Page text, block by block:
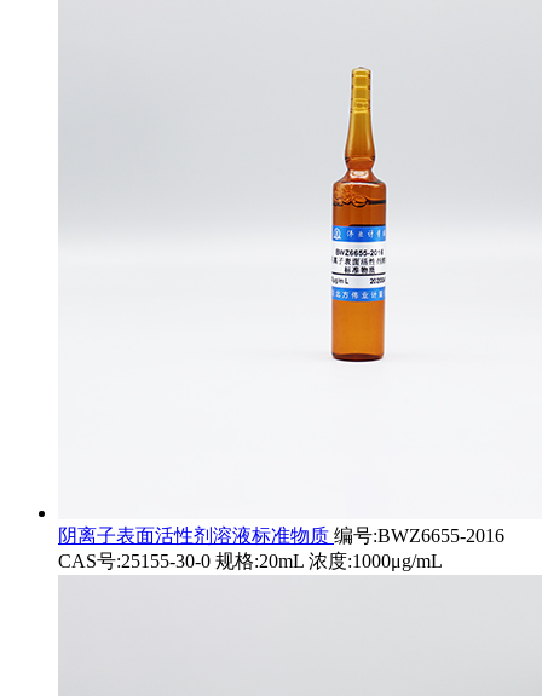
阴离子表面活性剂溶液标准物质 编号:BWZ6655-2016
CAS号:25155-30-0 规格:20mL 浓度:1000μg/mL